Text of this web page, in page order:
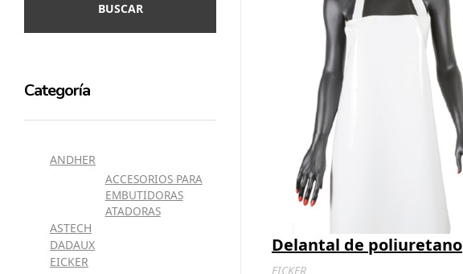
Delantal de poliuretano
EICKER
BUSCAR
Categoría
ANDHER
ACCESORIOS PARA
EMBUTIDORAS
ATADORAS
ASTECH
DADAUX
EICKER